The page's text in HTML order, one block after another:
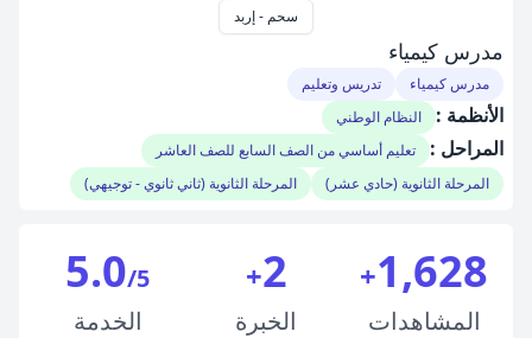
سحم - إربد
مدرس كيمياء
مدرس كيمياء تدريس وتعليم
الأنظمة : النظام الوطني
المراحل :
تعليم أساسي من الصف السابع للصف العاشر
المرحلة الثانوية (حادي عشر)
المرحلة الثانوية (ثاني ثانوي - توجيهي)
1,628
+
المشاهدات
2
+
الخبرة
5.0/5
الخدمة